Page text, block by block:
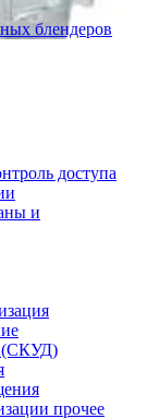
блендеров
доступа
и
(СКУД)
прочее